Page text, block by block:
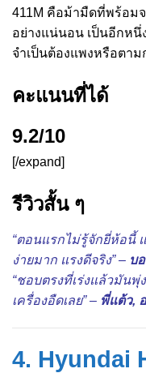
411M คือม้ามืดที่พร้อม
อย่างแน่นอน เป็นอีกหนึ่
จำเป็นต้องแพงหรือตา
คะแนนที่ได้
9.2/10
[/expand]
รีวิวสั้น ๆ
“ตอนแรกไม่รู้จักยี่ห้อนี้
ง่ายมาก แรงดีจริง” – บ
“ชอบตรงที่เร่งแล้วมัน
เครื่องอืดเลย” – พี่แต้ว,
4. Hyundai